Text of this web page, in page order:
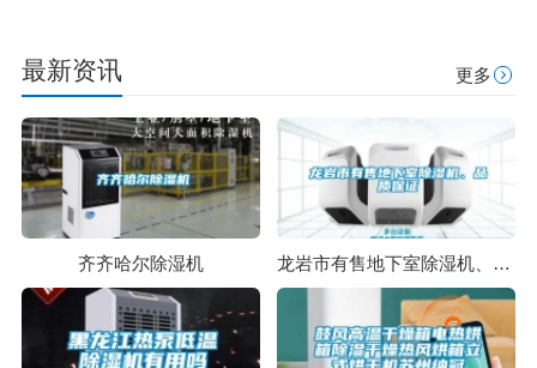
最新资讯 更多
齐齐哈尔除湿机 龙岩市有售地下室除湿机、品质保证